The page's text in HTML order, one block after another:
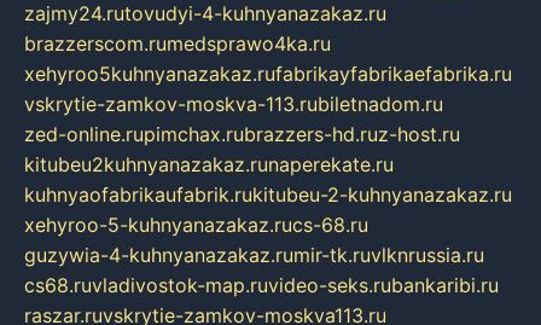
zajmy24.rutovudyi-4-kuhnyanazakaz.ru
brazzerscom.rumedsprawo4ka.ru
xehyroo5kuhnyanazakaz.rufabrikayfabrikaefabrika.ru
vskrytie-zamkov-moskva-113.rubiletnadom.ru
zed-online.rupimchax.rubrazzers-hd.ruz-host.ru
kitubeu2kuhnyanazakaz.runaperekate.ru
kuhnyaofabrikaufabrik.rukitubeu-2-kuhnyanazakaz.ru
xehyroo-5-kuhnyanazakaz.rucs-68.ru
guzywia-4-kuhnyanazakaz.rumir-tk.ruvlknrussia.ru
cs68.ruvladivostok-map.ruvideo-seks.rubankaribi.ru
raszar.ruvskrytie-zamkov-moskva113.ru